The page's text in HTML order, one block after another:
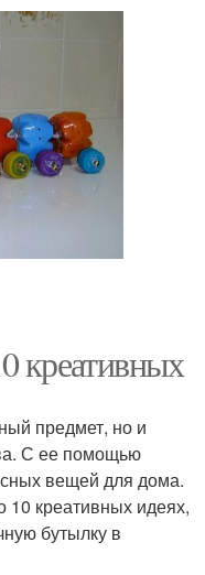
креативных
предмет, но и
С ее помощью
вещей для дома.
10 креативных идеях,
бутылку в